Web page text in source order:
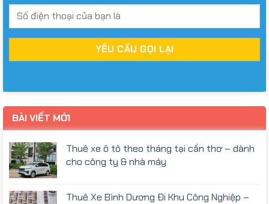
BÀI VIẾT MỚI
Thuê xe ô tô theo tháng tại cần thơ – dành
cho công ty & nhà máy
Thuê Xe Bình Dương Đi Khu Công Nghiệp –